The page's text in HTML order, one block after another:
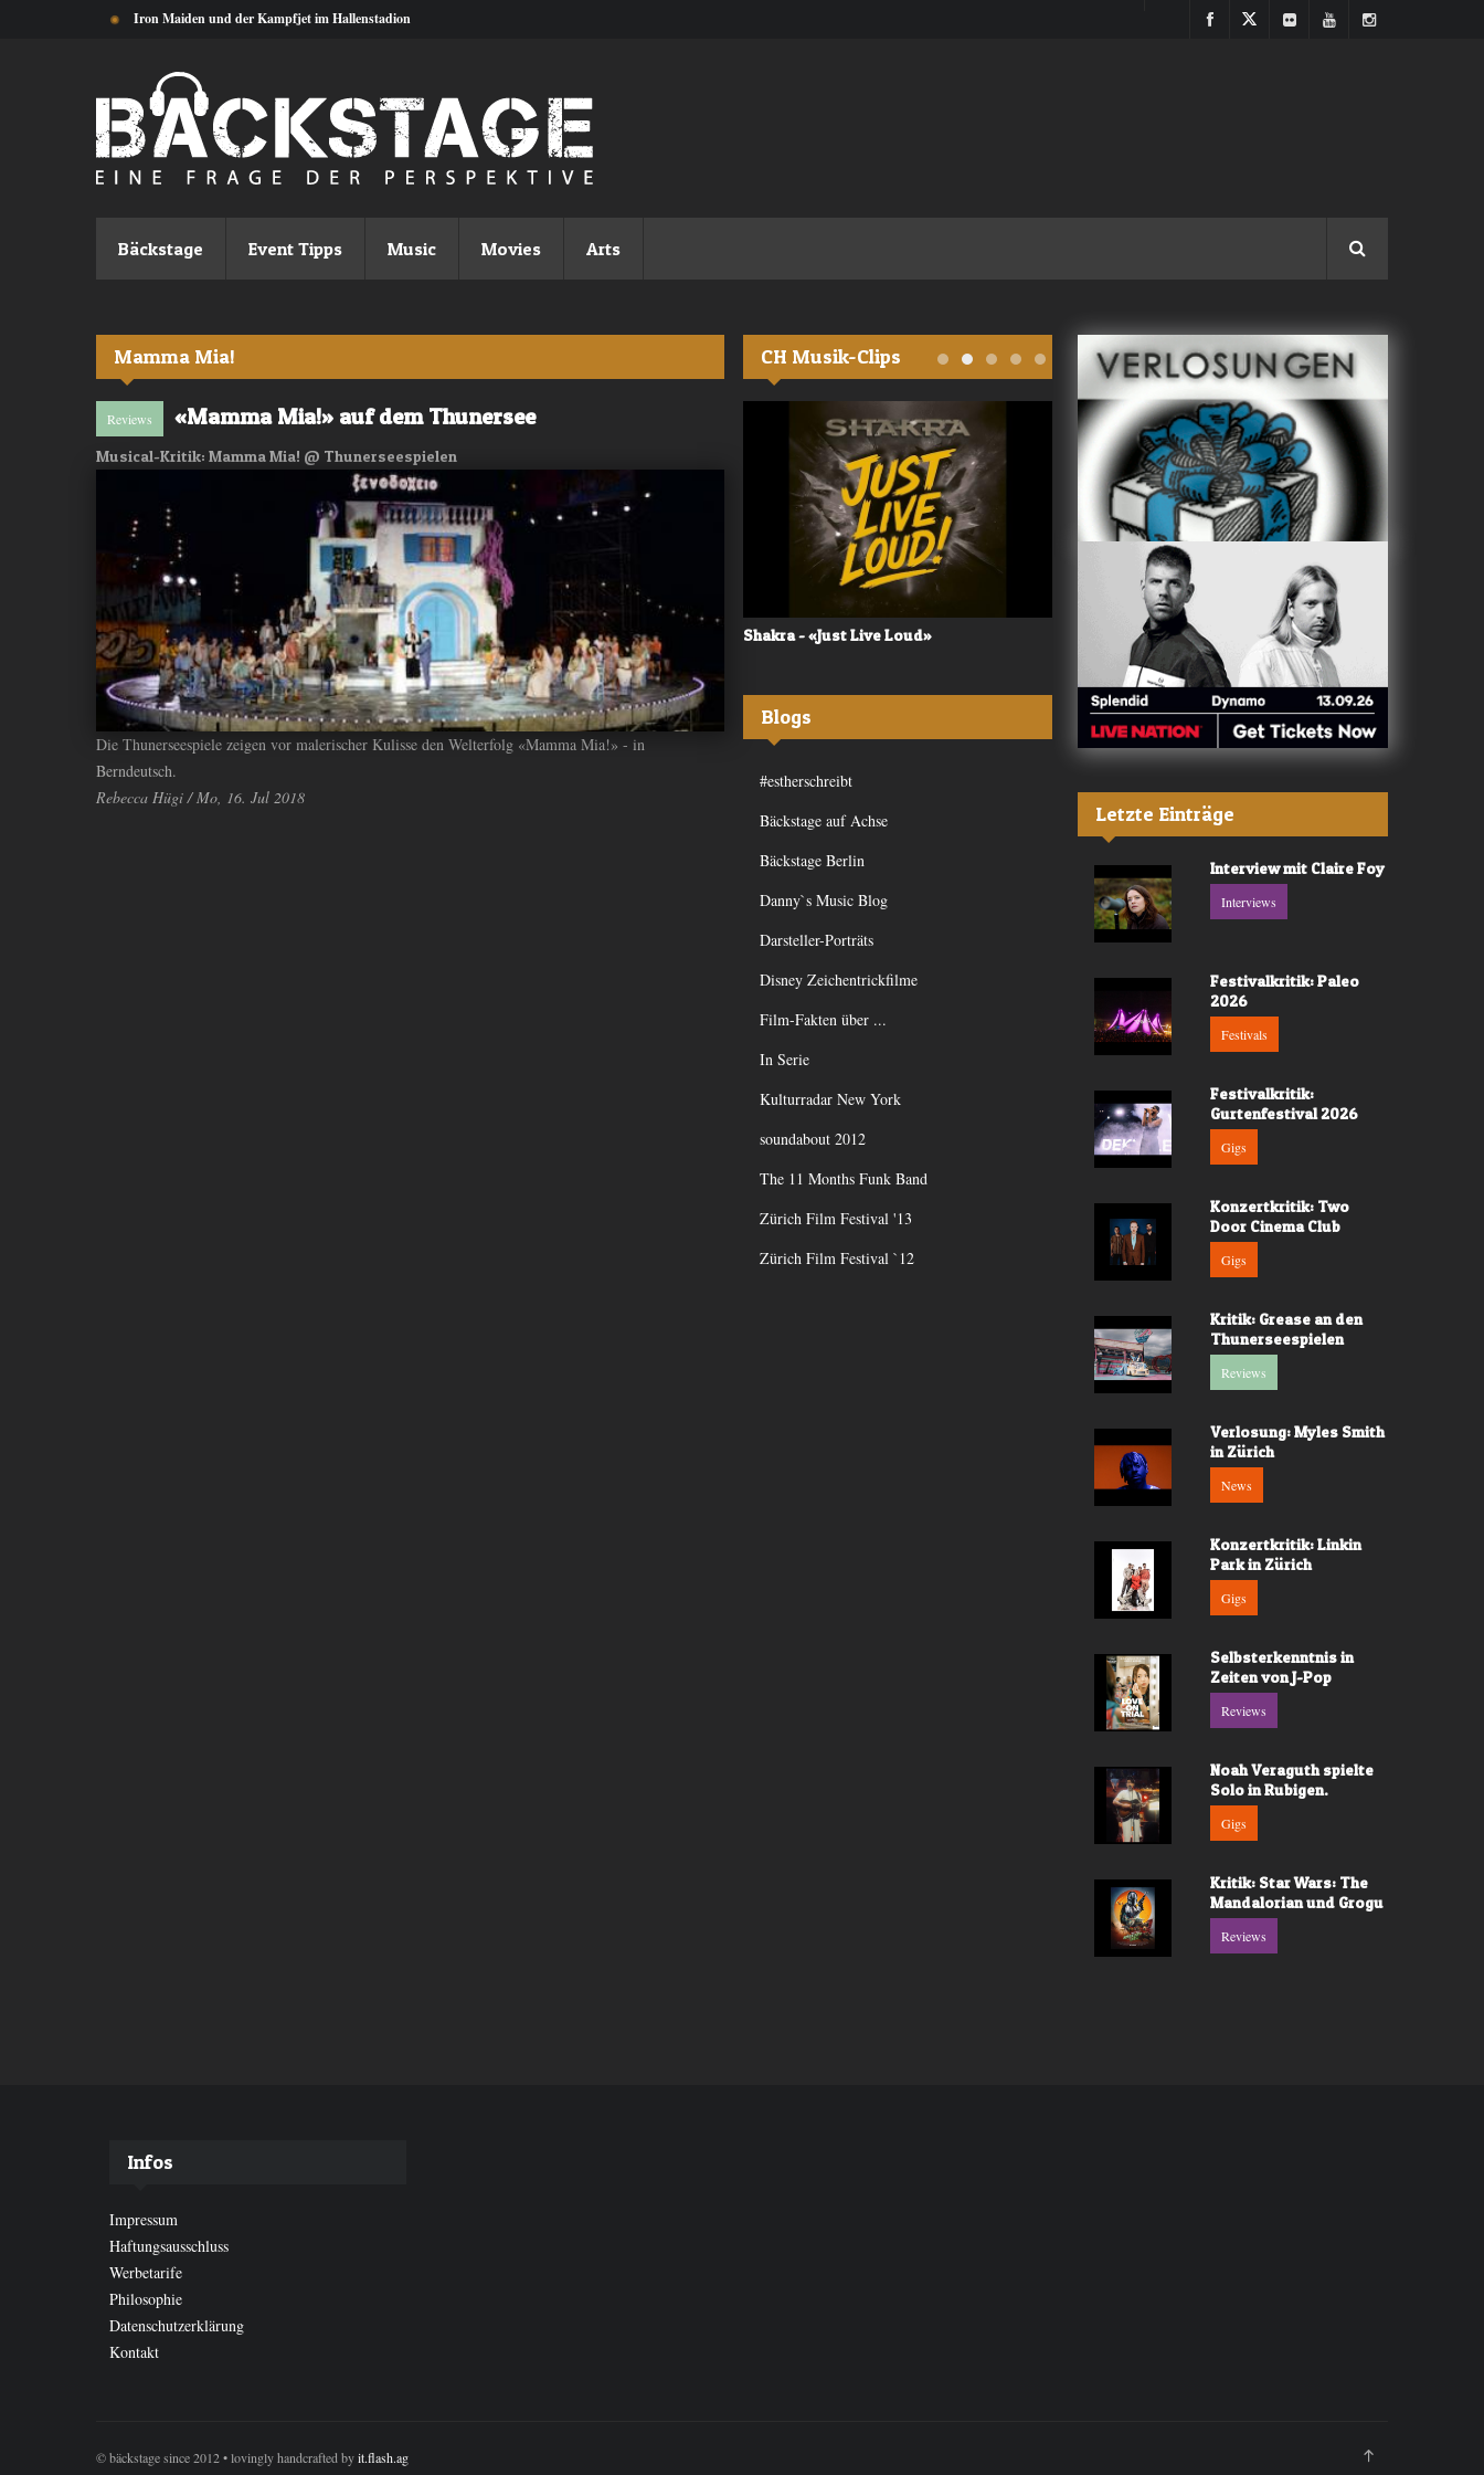
Direkt zum Inhalt Iron Maiden und der Kampfjet im Hallenstadion
Bäckstage Event Tipps Music Movies Arts
Mamma Mia!
Reviews «Mamma Mia!» auf dem Thunersee
Musical-Kritik: Mamma Mia! @ Thunerseespielen
Die Thunerseespiele zeigen vor malerischer Kulisse den Welterfolg «Mamma Mia!» - in
Berndeutsch.
Rebecca Hügi / Mo, 16. Jul 2018
CH Musik-Clips
ANDIYAH - «Frequency» Shakra - «Just Live Loud» Valerù - «IL MARE»
Blogs
#estherschreibt
Bäckstage auf Achse
Bäckstage Berlin
Danny`s Music Blog
Darsteller-Porträts
Disney Zeichentrickfilme
Film-Fakten über ...
In Serie
Kulturradar New York
soundabout 2012
The 11 Months Funk Band
Zürich Film Festival '13
Zürich Film Festival `12
Letzte Einträge
Interview mit Claire Foy
Interviews
Festivalkritik: Paleo
2026
Festivals
Festivalkritik:
Gurtenfestival 2026
Gigs
Konzertkritik: Two
Door Cinema Club
Gigs
Kritik: Grease an den
Thunerseespielen
Reviews
Verlosung: Myles Smith
in Zürich
News
Konzertkritik: Linkin
Park in Zürich
Gigs
Selbsterkenntnis in
Zeiten von J-Pop
Reviews
Noah Veraguth spielte
Solo in Rubigen.
Gigs
Kritik: Star Wars: The
Mandalorian und Grogu
Reviews
Infos
Impressum
Haftungsausschluss
Werbetarife
Philosophie
Datenschutzerklärung
Kontakt
© bäckstage since 2012 • lovingly handcrafted byit.flash.ag